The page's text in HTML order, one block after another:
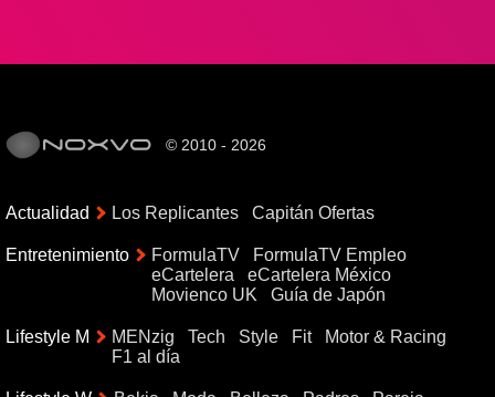
© 2010 - 2026
Actualidad Los Replicantes Capitán Ofertas
Entretenimiento FormulaTV
FormulaTV Empleo
eCartelera
eCartelera México
Movienco UK
Guía de Japón
Lifestyle M MENzig Tech Style Fit
Motor & Racing
F1 al día